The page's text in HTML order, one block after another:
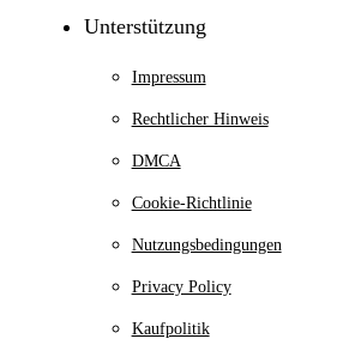
Unterstützung
Impressum
Rechtlicher Hinweis
DMCA
Cookie-Richtlinie
Nutzungsbedingungen
Privacy Policy
Kaufpolitik